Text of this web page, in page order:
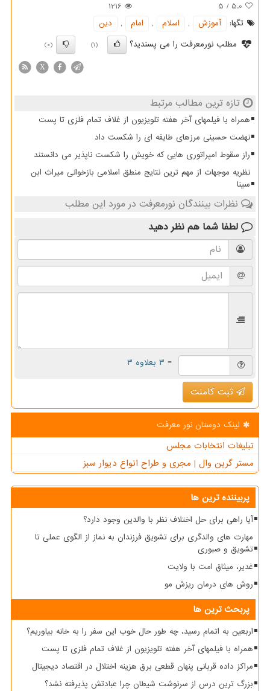
5.0
/
5
1216
تگها:
آموزش , اسلام , امام ,
دین
مطلب نورمعرفت را می پسندید؟
(1)
(0)
X
تازه ترین مطالب مرتبط
همراه با فیلمهای آخر هفته تلویزیون از غلاف تمام فلزی تا پست
نهضت حسینی مرزهای طایفه ای را شکست داد
راز سقوط امپراتوری هایی که خویش را شکست ناپذیر می دانستند
نظریه موجهات از مهم ترین نتایج منطق اسلامی بازخوانی میراث ابن
سینا
نظرات بینندگان نورمعرفت در مورد این مطلب
لطفا شما هم نظر دهید
= ۳ بعلاوه ۳
ثبت کامنت
لینک دوستان نور معرفت
تبلیغات انتخابات مجلس
مستر گرین وال | مجری و طراح انواع دیوار سبز
پربیننده ترین ها
آیا راهی برای حل اختلاف نظر با والدین وجود دارد؟
مهارت های والدگری برای تشویق فرزندان به نماز از الگوی عملی تا
تشویق و صبوری
غدیر، میثاق امت با ولایت
روش های درمان ریزش مو
پربحث ترین ها
اربعین به اتمام رسید، چه طور حال خوب این سفر را به خانه بیاوریم؟
همراه با فیلمهای آخر هفته تلویزیون از غلاف تمام فلزی تا پست
مراکز داده قربانی پنهان قطعی برق هزینه اختلال در اقتصاد دیجیتال
بزرگ ترین درس از سرنوشت شیطان چرا عبادتش پذیرفته نشد؟